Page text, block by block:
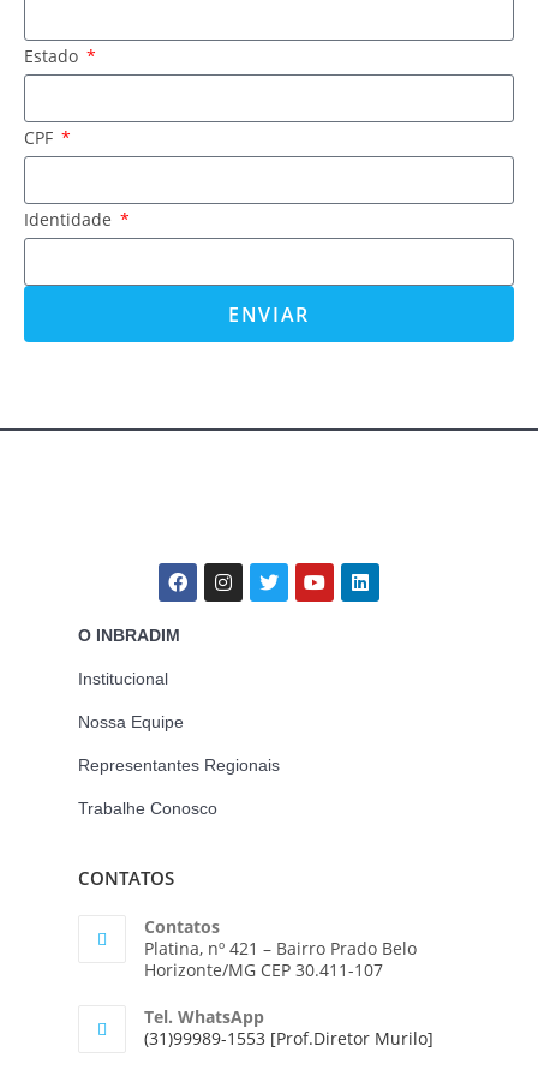
Estado
CPF
Identidade
ENVIAR
O INBRADIM
Institucional
Nossa Equipe
Representantes Regionais
Trabalhe Conosco
CONTATOS
Contatos
Platina, nº 421 – Bairro Prado Belo
Horizonte/MG CEP 30.411-107
Tel. WhatsApp
(31)99989-1553 [Prof.Diretor Murilo]